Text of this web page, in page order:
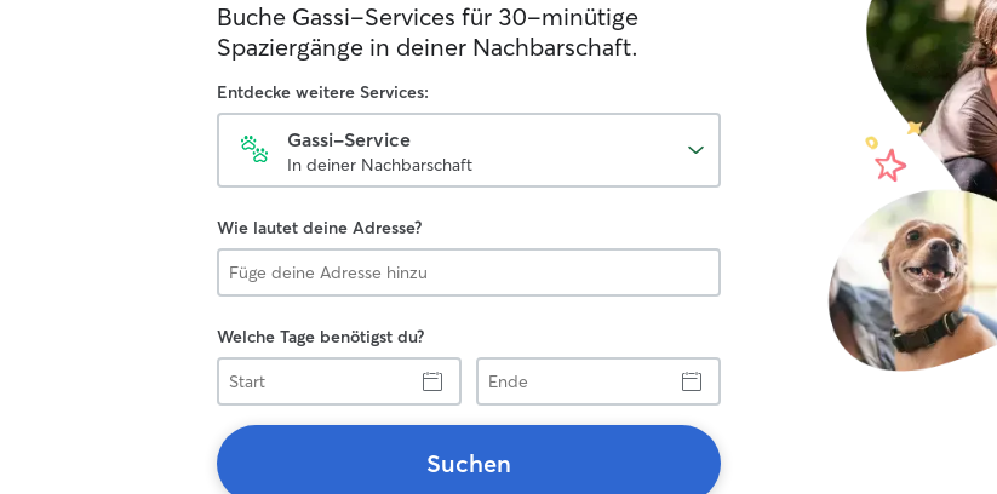
Buche Gassi-Services für 30-minütige
Spaziergänge in deiner Nachbarschaft.
Entdecke weitere Services:
Gassi-Service
In deiner Nachbarschaft
Wie lautet deine Adresse?
Welche Tage benötigst du?
Start
Ende
Suchen